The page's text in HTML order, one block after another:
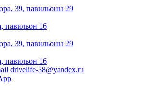
39, павильоны 29
павильон 16
39, павильоны 29
павильон 16
drivelife-38@yandex.ru